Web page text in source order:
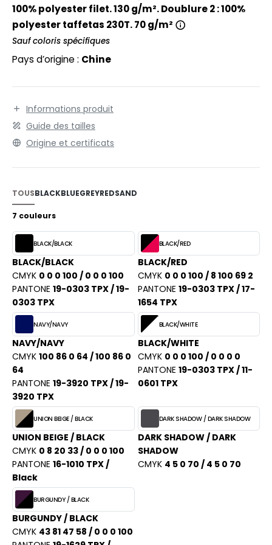
LABEL / TEAR AWAY
VETEMENTS
SHIRT
SHIRT
PROFESSIONNELLE
- BLOUSON
ROW
OF THE LOOM
- BLANKS
COOL
HOODS
T'S
SERIE
100% polyester filet. 130 g/m². Doublure 2 : 100%
polyester taffetas 230T. 70 g/m²
Sauf coloris spécifiques
Pays d’origine : Chine
Informations produit
Guide des tailles
Origine et certificats
TOUSBLACKBLUEGREYREDSAND
7 couleurs
BLACK/BLACK
BLACK/BLACK
CMYK 0 0 0 100 / 0 0 0 100
PANTONE 19-0303 TPX / 19-
0303 TPX
BLACK/RED
BLACK/RED
CMYK 0 0 0 100 / 8 100 69 2
PANTONE 19-0303 TPX / 17-
1654 TPX
NAVY/NAVY
NAVY/NAVY
CMYK 100 86 0 64 / 100 86 0
64
PANTONE 19-3920 TPX / 19-
3920 TPX
BLACK/WHITE
BLACK/WHITE
CMYK 0 0 0 100 / 0 0 0 0
PANTONE 19-0303 TPX / 11-
0601 TPX
UNION BEIGE / BLACK
UNION BEIGE / BLACK
CMYK 0 8 20 33 / 0 0 0 100
PANTONE 16-1010 TPX /
Black
DARK SHADOW / DARK SHADOW
DARK SHADOW / DARK
SHADOW
CMYK 4 5 0 70 / 4 5 0 70
BURGUNDY / BLACK
BURGUNDY / BLACK
CMYK 43 81 47 58 / 0 0 0 100